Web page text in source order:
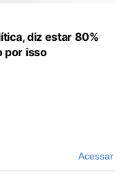
diz estar 80%
por isso
Acessar